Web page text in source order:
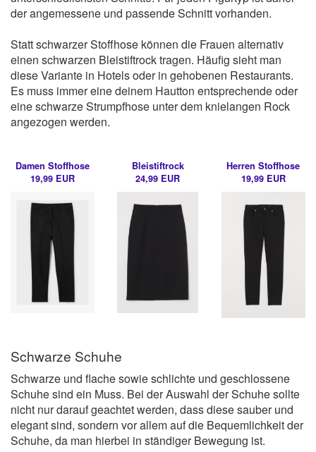
der angemessene und passende Schnitt vorhanden.
Statt schwarzer Stoffhose können die Frauen alternativ
einen schwarzen Bleistiftrock tragen. Häufig sieht man
diese Variante in Hotels oder in gehobenen Restaurants.
Es muss immer eine deinem Hautton entsprechende oder
eine schwarze Strumpfhose unter dem knielangen Rock
angezogen werden.
Damen Stoffhose
19,99 EUR
Bleistiftrock
24,99 EUR
Herren Stoffhose
19,99 EUR
Schwarze Schuhe
Schwarze und flache sowie schlichte und geschlossene
Schuhe sind ein Muss. Bei der Auswahl der Schuhe sollte
nicht nur darauf geachtet werden, dass diese sauber und
elegant sind, sondern vor allem auf die Bequemlichkeit der
Schuhe, da man hierbei in ständiger Bewegung ist.